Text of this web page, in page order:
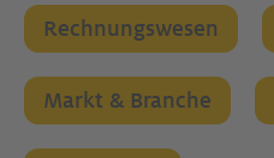
Rechnungswesen
Markt & Branche